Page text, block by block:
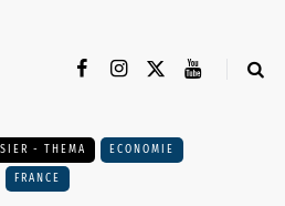
- THEMA ECONOMIE
FRANCE